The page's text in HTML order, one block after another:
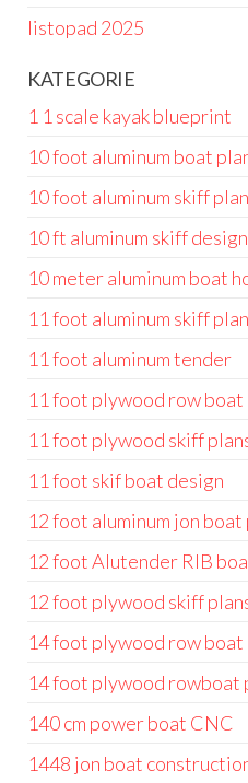
listopad 2025
KATEGORIE
1 1 scale kayak blueprint
10 foot aluminum boat
10 foot aluminum skiff
10 ft aluminum skiff design
10 meter aluminum boat
11 foot aluminum skiff
11 foot aluminum tender
11 foot plywood row boat
11 foot plywood skiff
11 foot skif boat design
12 foot aluminum jon boat
12 foot Alutender RIB
12 foot plywood skiff
14 foot plywood row boat
14 foot plywood rowboat
140 cm power boat CNC
1448 jon boat